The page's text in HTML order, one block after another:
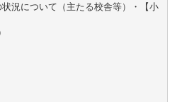
況について（主たる校舎等）・【小